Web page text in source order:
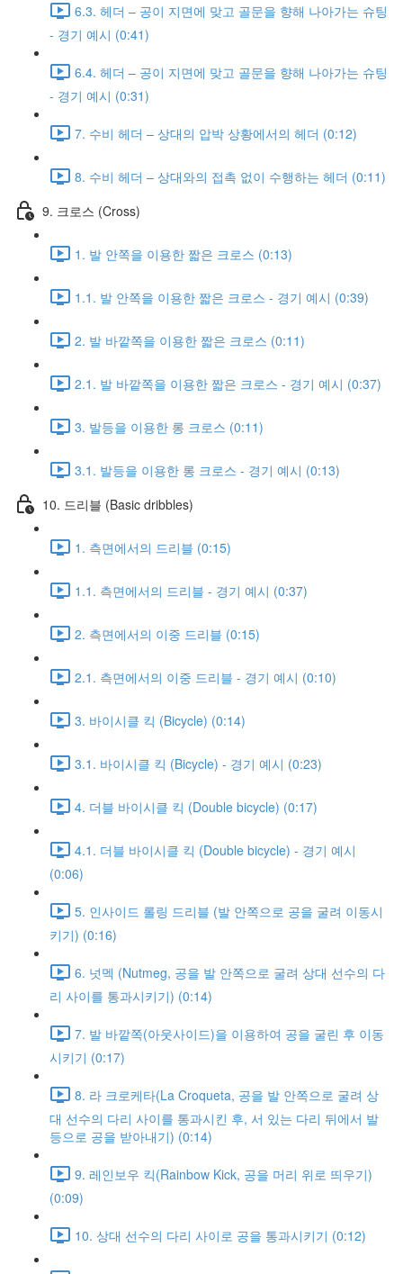
6.3. 헤더 – 공이 지면에 맞고 골문을 향해 나아가는 슈팅
- 경기 예시 (0:41)
6.4. 헤더 – 공이 지면에 맞고 골문을 향해 나아가는 슈팅
- 경기 예시 (0:31)
7. 수비 헤더 – 상대의 압박 상황에서의 헤더 (0:12)
8. 수비 헤더 – 상대와의 접촉 없이 수행하는 헤더 (0:11)
9. 크로스 (Cross)
1. 발 안쪽을 이용한 짧은 크로스 (0:13)
1.1. 발 안쪽을 이용한 짧은 크로스 - 경기 예시 (0:39)
2. 발 바깥쪽을 이용한 짧은 크로스 (0:11)
2.1. 발 바깥쪽을 이용한 짧은 크로스 - 경기 예시 (0:37)
3. 발등을 이용한 롱 크로스 (0:11)
3.1. 발등을 이용한 롱 크로스 - 경기 예시 (0:13)
10. 드리블 (Basic dribbles)
1. 측면에서의 드리블 (0:15)
1.1. 측면에서의 드리블 - 경기 예시 (0:37)
2. 측면에서의 이중 드리블 (0:15)
2.1. 측면에서의 이중 드리블 - 경기 예시 (0:10)
3. 바이시클 킥 (Bicycle) (0:14)
3.1. 바이시클 킥 (Bicycle) - 경기 예시 (0:23)
4. 더블 바이시클 킥 (Double bicycle) (0:17)
4.1. 더블 바이시클 킥 (Double bicycle) - 경기 예시
(0:06)
5. 인사이드 롤링 드리블 (발 안쪽으로 공을 굴려 이동시
키기) (0:16)
6. 넛멕 (Nutmeg, 공을 발 안쪽으로 굴려 상대 선수의 다
리 사이를 통과시키기) (0:14)
7. 발 바깥쪽(아웃사이드)을 이용하여 공을 굴린 후 이동
시키기 (0:17)
8. 라 크로케타(La Croqueta, 공을 발 안쪽으로 굴려 상
대 선수의 다리 사이를 통과시킨 후, 서 있는 다리 뒤에서 발
등으로 공을 받아내기) (0:14)
9. 레인보우 킥(Rainbow Kick, 공을 머리 위로 띄우기)
(0:09)
10. 상대 선수의 다리 사이로 공을 통과시키기 (0:12)